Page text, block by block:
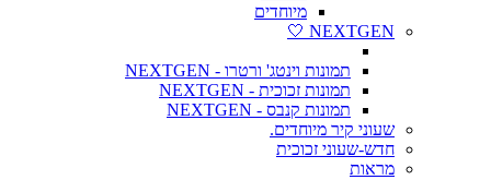
מיוחדים
NEXTGEN 🤍
תמונות וינטג' ורטרו - NEXTGEN
תמונות זכוכית - NEXTGEN
תמונות קנבס - NEXTGEN
שעוני קיר מיוחדים.
חדש-שעוני זכוכית
מראות